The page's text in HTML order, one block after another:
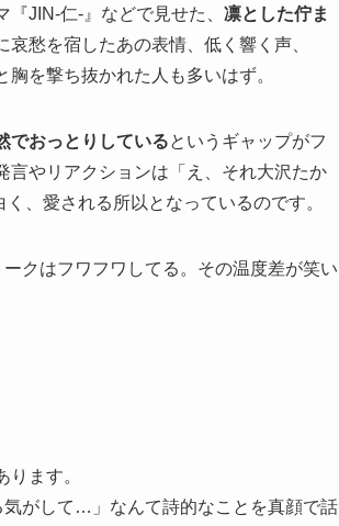
JIN-仁-』などで見せた、 凛とした佇ま
愁を宿したあの表情、低く響く声、
を撃ち抜かれた人も多いはず。
でおっとりしているというギャップがフ
言やリアクションは「え、それ大沢たか
、愛される所以となっているのです。
クはフワフワしてる。その温度差が笑い
ります。
気がして…」なんて詩的なことを真顔で話